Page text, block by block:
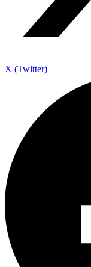
X (Twitter)